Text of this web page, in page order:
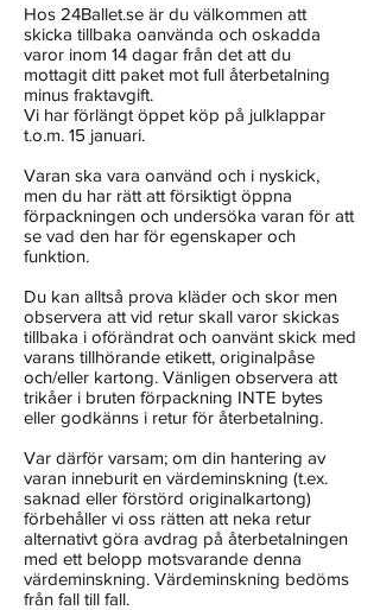
Hos 24Ballet.se är du välkommen att
skicka tillbaka oanvända och oskadda
varor inom 14 dagar från det att du
mottagit ditt paket mot full återbetalning
minus fraktavgift.
Vi har förlängt öppet köp på julklappar
t.o.m. 15 januari.
Varan ska vara oanvänd och i nyskick,
men du har rätt att försiktigt öppna
förpackningen och undersöka varan för att
se vad den har för egenskaper och
funktion.
Du kan alltså prova kläder och skor men
observera att vid retur skall varor skickas
tillbaka i oförändrat och oanvänt skick med
varans tillhörande etikett, originalpåse
och/eller kartong. Vänligen observera att
trikåer i bruten förpackning INTE bytes
eller godkänns i retur för återbetalning.
Var därför varsam; om din hantering av
varan inneburit en värdeminskning (t.ex.
saknad eller förstörd originalkartong)
förbehåller vi oss rätten att neka retur
alternativt göra avdrag på återbetalningen
med ett belopp motsvarande denna
värdeminskning. Värdeminskning bedöms
från fall till fall.